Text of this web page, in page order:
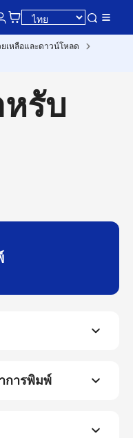
เหลือและดาวน์โหลด
รับ
การพิมพ์